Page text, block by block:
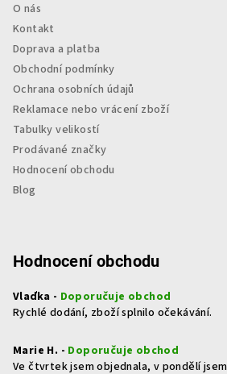
O nás
Kontakt
Doprava a platba
Obchodní podmínky
Ochrana osobních údajů
Reklamace nebo vrácení zboží
Tabulky velikostí
Prodávané značky
Hodnocení obchodu
Blog
Hodnocení obchodu
Vlaďka - Doporučuje obchod
Rychlé dodání, zboží splnilo očekávání.
Marie H. - Doporučuje obchod
Ve čtvrtek jsem objednala, v pondělí